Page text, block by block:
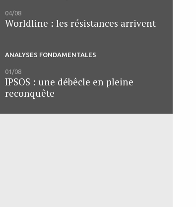
04/08
Worldline : les résistances arrivent
ANALYSES FONDAMENTALES
01/08
IPSOS : une débêcle en pleine
reconquête